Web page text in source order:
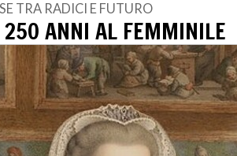
TRA RADICI E FUTURO
ANNI AL FEMMINILE